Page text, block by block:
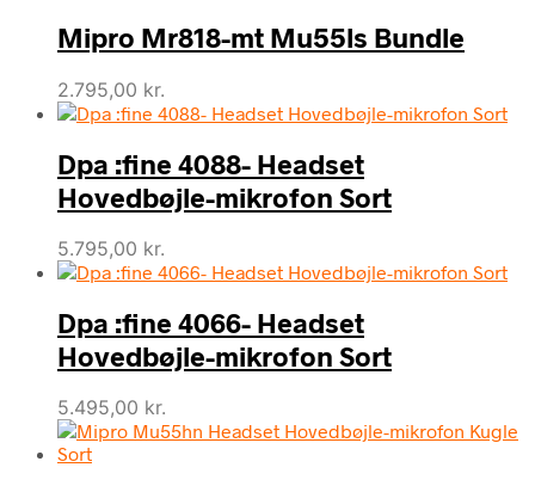
Mipro Mr818-mt Mu55ls Bundle
2.795,00 kr.
Dpa :fine 4088- Headset
Hovedbøjle-mikrofon Sort
5.795,00 kr.
Dpa :fine 4066- Headset
Hovedbøjle-mikrofon Sort
5.495,00 kr.